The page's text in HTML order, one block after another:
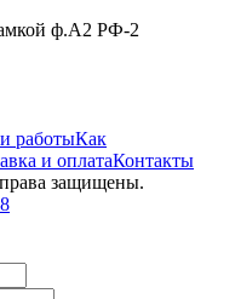
работыКак
и оплатаКонтакты
защищены.